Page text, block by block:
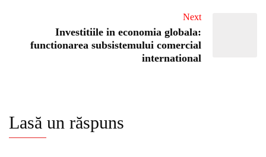
Next
Investitiile in economia globala:
functionarea subsistemului comercial
international
Lasă un răspuns